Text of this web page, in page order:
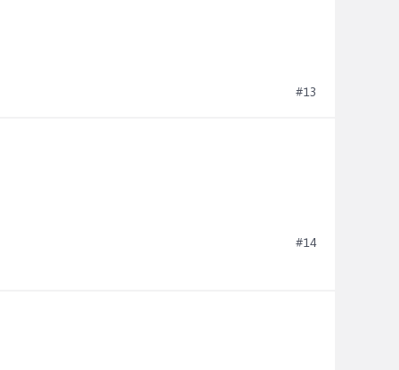
#13
#14